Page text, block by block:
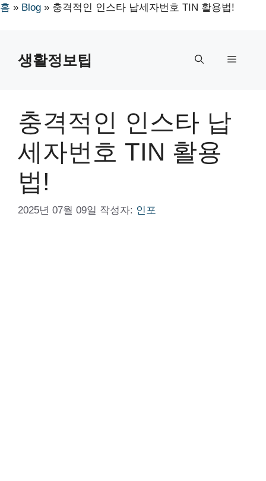
홈 » Blog » 충격적인 인스타 납세자번호 TIN 활용법!
생활정보팁 메
충격적인 인스타 납
세자번호 TIN 활용
법!
2025년 07월 09일 작성자: 인포